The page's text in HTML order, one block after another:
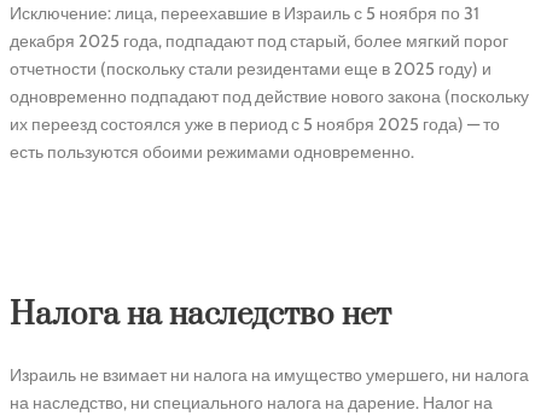
Исключение: лица, переехавшие в Израиль с 5 ноября по 31
декабря 2025 года, подпадают под старый, более мягкий порог
отчетности (поскольку стали резидентами еще в 2025 году) и
одновременно подпадают под действие нового закона (поскольку
их переезд состоялся уже в период с 5 ноября 2025 года) — то
есть пользуются обоими режимами одновременно.
Налога на наследство нет
Израиль не взимает ни налога на имущество умершего, ни налога
на наследство, ни специального налога на дарение. Налог на